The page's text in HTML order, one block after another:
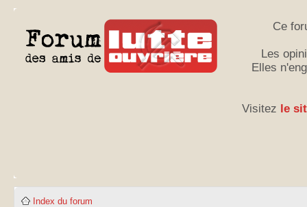
Ce
Les
Elles
Visitez le
Index du forum